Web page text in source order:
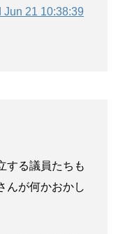
Jun 21 10:38:39
する議員たちも
んが何かおかし